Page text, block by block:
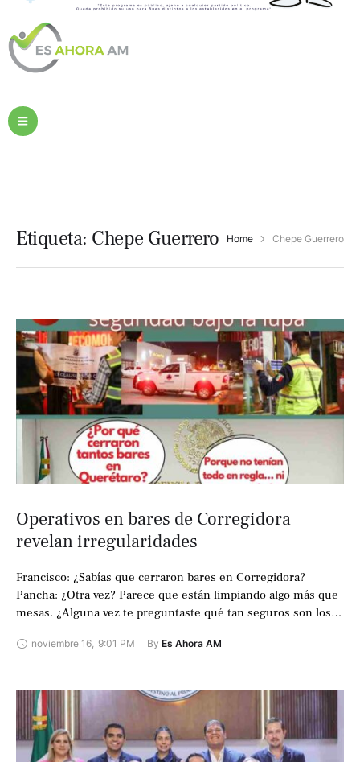
Etiqueta: Chepe Guerrero Home Chepe Guerrero
Operativos en bares de Corregidora
revelan irregularidades
Francisco: ¿Sabías que cerraron bares en Corregidora?
Pancha: ¿Otra vez? Parece que están limpiando algo más que
mesas. ¿Alguna vez te preguntaste qué tan seguros son los
noviembre 16, 9:01 PM By Es Ahora AM